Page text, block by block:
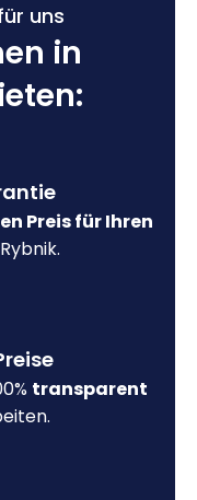
uns
in
Preis für Ihren
transparent